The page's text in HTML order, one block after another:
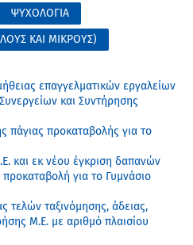
ΨΥΧΟΛΟΓΙΑ
ΚΑΙ ΜΙΚΡΟΥΣ)
επαγγελματικών εργαλείων
και Συντήρησης
πάγιας προκαταβολής για το
και εκ νέου έγκριση δαπανών
για το Γυμνάσιο
τελών ταξινόμησης, άδειας,
Μ.Ε. με αριθμό πλαισίου